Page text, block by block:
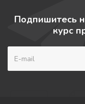
Подпишитесь
курс